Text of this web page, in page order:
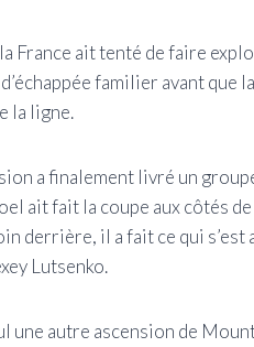
France ait tenté de faire
familier avant que
la ligne.
a finalement livré un
ait fait la coupe aux côtés
derrière, il a fait ce qui
Lutsenko.
une autre ascension de